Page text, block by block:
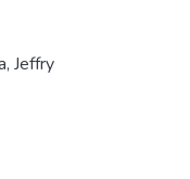
Jeffry